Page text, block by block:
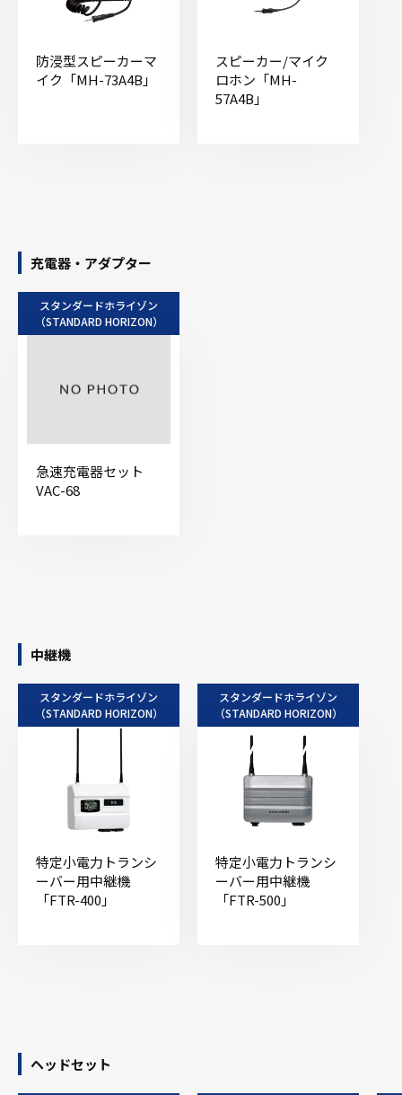
防浸型スピーカーマ
イク「MH-73A4B」
スピーカー/マイク
ロホン「MH-
57A4B」
充電器・アダプター
スタンダードホライゾン
（STANDARD HORIZON）
急速充電器セット
VAC-68
中継機
スタンダードホライゾン
（STANDARD HORIZON）
特定小電力トランシ
ーバー用中継機
「FTR-400」
スタンダードホライゾン
（STANDARD HORIZON）
特定小電力トランシ
ーバー用中継機
「FTR-500」
ヘッドセット